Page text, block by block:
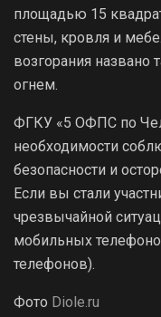
площадью 15
стены, кровля и
возгорания
огнем.
ФГКУ «5 ОФПС по
необходимости
безопасности и
Если вы стали
чрезвычайной
мобильных
телефонов).
Фото Diole.ru